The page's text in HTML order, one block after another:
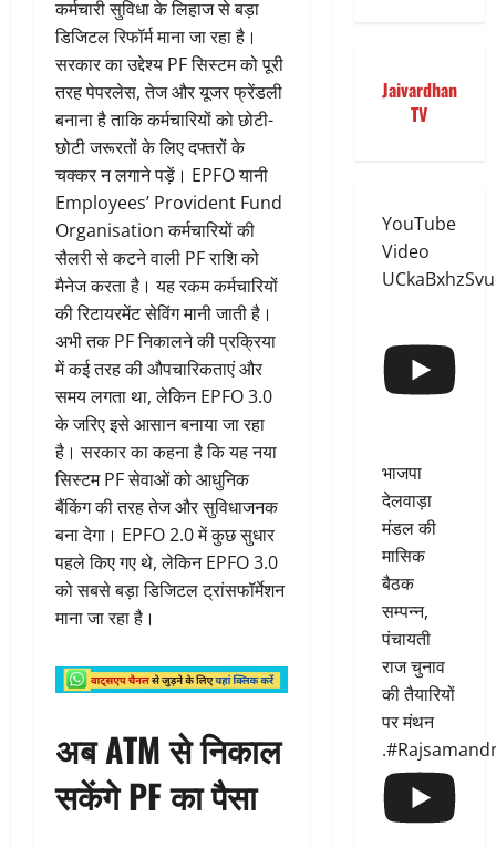
कर्मचारी सुविधा के लिहाज से बड़ा
डिजिटल रिफॉर्म माना जा रहा है।
सरकार का उद्देश्य PF सिस्टम को पूरी
तरह पेपरलेस, तेज और यूजर फ्रेंडली
बनाना है ताकि कर्मचारियों को छोटी-
छोटी जरूरतों के लिए दफ्तरों के
चक्कर न लगाने पड़ें। EPFO यानी
Employees’ Provident Fund
Organisation कर्मचारियों की
सैलरी से कटने वाली PF राशि को
मैनेज करता है। यह रकम कर्मचारियों
की रिटायरमेंट सेविंग मानी जाती है।
अभी तक PF निकालने की प्रक्रिया
में कई तरह की औपचारिकताएं और
समय लगता था, लेकिन EPFO 3.0
के जरिए इसे आसान बनाया जा रहा
है। सरकार का कहना है कि यह नया
सिस्टम PF सेवाओं को आधुनिक
बैंकिंग की तरह तेज और सुविधाजनक
बना देगा। EPFO 2.0 में कुछ सुधार
पहले किए गए थे, लेकिन EPFO 3.0
को सबसे बड़ा डिजिटल ट्रांसफॉर्मेशन
माना जा रहा है।
अब ATM से निकाल
सकेंगे PF का पैसा
Jaivardhan
TV
YouTube
Video
भाजपा
देलवाड़ा
मंडल की
मासिक
बैठक
सम्पन्न,
पंचायती
राज चुनाव
की तैयारियों
पर मंथन